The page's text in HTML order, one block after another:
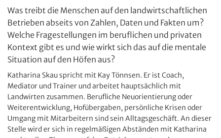
Was treibt die Menschen auf den landwirtschaftlichen
Betrieben abseits von Zahlen, Daten und Fakten um?
Welche Fragestellungen im beruflichen und privaten
Kontext gibt es und wie wirkt sich das auf die mentale
Situation auf den Höfen aus?
Katharina Skau spricht mit Kay Tönnsen. Er ist Coach,
Mediator und Trainer und arbeitet hauptsächlich mit
Landwirten zusammen. Berufliche Neuorientierung oder
Weiterentwicklung, Hofübergaben, persönliche Krisen oder
Umgang mit Mitarbeitern sind sein Alltagsgeschäft. An dieser
Stelle wird er sich in regelmäßigen Abständen mit Katharina